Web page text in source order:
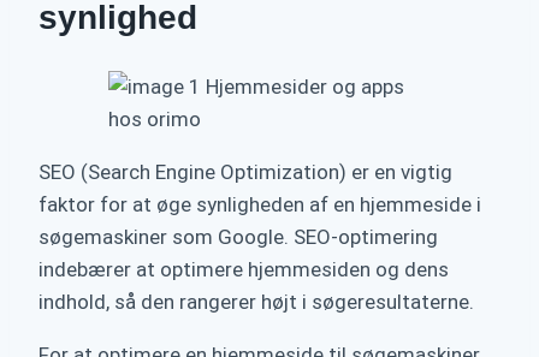
synlighed
SEO (Search Engine Optimization) er en vigtig
faktor for at øge synligheden af en hjemmeside i
søgemaskiner som Google. SEO-optimering
indebærer at optimere hjemmesiden og dens
indhold, så den rangerer højt i søgeresultaterne.